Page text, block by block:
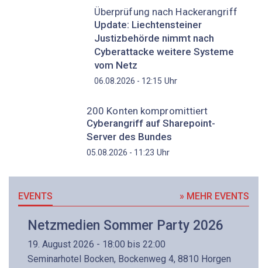
Überprüfung nach Hackerangriff
Update: Liechtensteiner
Justizbehörde nimmt nach
Cyberattacke weitere Systeme
vom Netz
06.08.2026 - 12:15 Uhr
200 Konten kompromittiert
Cyberangriff auf Sharepoint-
Server des Bundes
05.08.2026 - 11:23 Uhr
EVENTS » MEHR EVENTS
Netzmedien Sommer Party 2026
19. August 2026 - 18:00 bis 22:00
Seminarhotel Bocken, Bockenweg 4, 8810 Horgen